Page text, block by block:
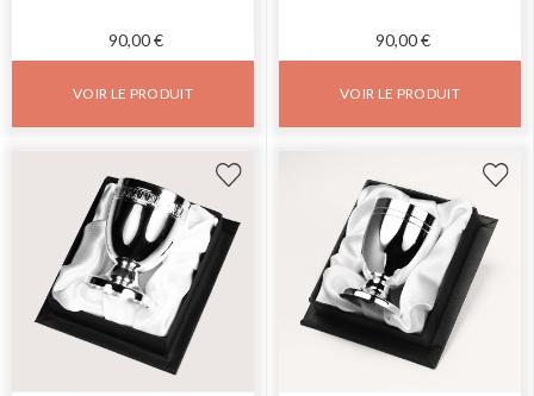
90,00 €
VOIR LE PRODUIT
90,00 €
VOIR LE PRODUIT